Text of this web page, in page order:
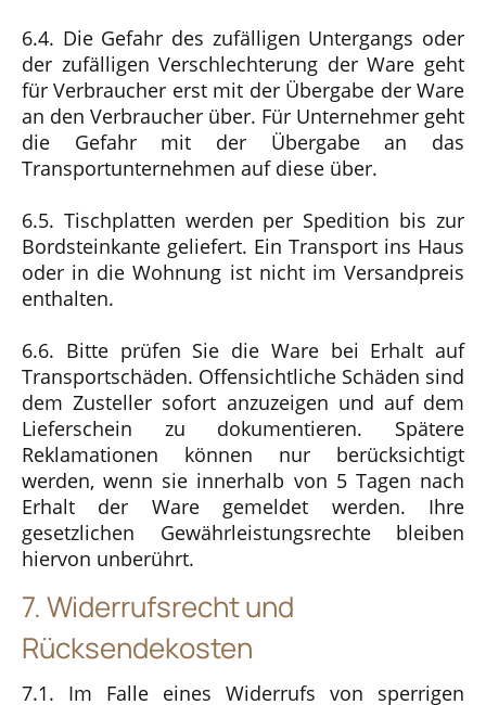
6.4. Die Gefahr des zufälligen Untergangs oder
der zufälligen Verschlechterung der Ware geht
für Verbraucher erst mit der Übergabe der Ware
an den Verbraucher über. Für Unternehmer geht
die Gefahr mit der Übergabe an das
Transportunternehmen auf diese über.
6.5. Tischplatten werden per Spedition bis zur
Bordsteinkante geliefert. Ein Transport ins Haus
oder in die Wohnung ist nicht im Versandpreis
enthalten.
6.6. Bitte prüfen Sie die Ware bei Erhalt auf
Transportschäden. Offensichtliche Schäden sind
dem Zusteller sofort anzuzeigen und auf dem
Lieferschein zu dokumentieren. Spätere
Reklamationen können nur berücksichtigt
werden, wenn sie innerhalb von 5 Tagen nach
Erhalt der Ware gemeldet werden. Ihre
gesetzlichen Gewährleistungsrechte bleiben
hiervon unberührt.
7. Widerrufsrecht und
Rücksendekosten
7.1. Im Falle eines Widerrufs von sperrigen